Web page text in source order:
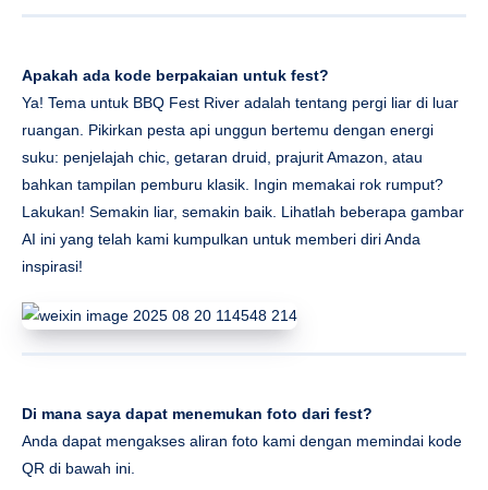
Apakah ada kode berpakaian untuk fest?
Ya! Tema untuk BBQ Fest River adalah tentang pergi liar di luar
ruangan. Pikirkan pesta api unggun bertemu dengan energi
suku: penjelajah chic, getaran druid, prajurit Amazon, atau
bahkan tampilan pemburu klasik. Ingin memakai rok rumput?
Lakukan! Semakin liar, semakin baik. Lihatlah beberapa gambar
AI ini yang telah kami kumpulkan untuk memberi diri Anda
inspirasi!
Di mana saya dapat menemukan foto dari fest?
Anda dapat mengakses aliran foto kami dengan memindai kode
QR di bawah ini.